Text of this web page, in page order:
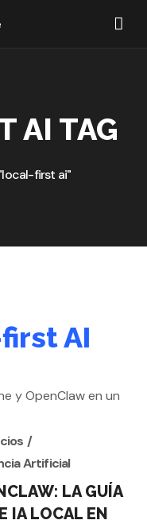
AI TAG
first ai"
AI
Artificial
LA GUÍA
IA LOCAL EN